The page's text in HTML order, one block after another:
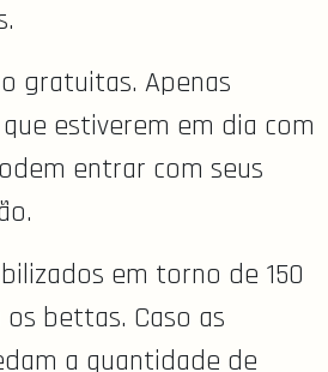
gratuitas. Apenas
estiverem em dia com
entrar com seus
em torno de 150
bettas. Caso as
a quantidade de